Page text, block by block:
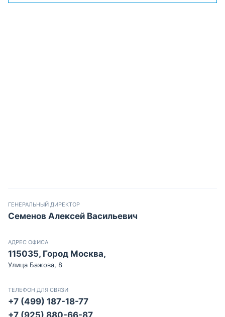
ГЕНЕРАЛЬНЫЙ ДИРЕКТОР
Семенов Алексей Васильевич
АДРЕС ОФИСА
115035, Город Москва,
Улица Бажова, 8
ТЕЛЕФОН ДЛЯ СВЯЗИ
+7 (499) 187-18-77
+7 (925) 880-66-87